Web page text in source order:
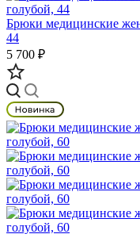
Брюки медицинские
44
5 700 ₽